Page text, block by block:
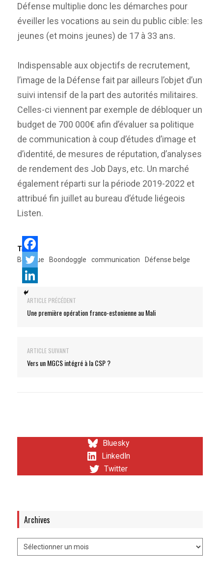
Défense multiplie donc les démarches pour
éveiller les vocations au sein du public cible: les
jeunes (et moins jeunes) de 17 à 33 ans.
Indispensable aux objectifs de recrutement,
l’image de la Défense fait par ailleurs l’objet d’un
suivi intensif de la part des autorités militaires.
Celles-ci viennent par exemple de débloquer un
budget de 700 000€ afin d’évaluer sa politique
de communication à coup d’études d’image et
d’identité, de mesures de réputation, d’analyses
de rendement des Job Days, etc. Un marché
également réparti sur la période 2019-2022 et
attribué fin juillet au bureau d’étude liégeois
Listen.
Tags:
Belgique
Boondoggle communication Défense belge
ARTICLE PRÉCÉDENT
Une première opération franco-estonienne au Mali
ARTICLE SUIVANT
Vers un MGCS intégré à la CSP ?
Bluesky
LinkedIn
Twitter
Archives